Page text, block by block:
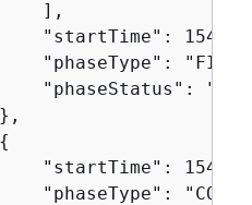
],
"startTime":
"phaseType":
"phaseStatus":
{
"startTime":
"phaseType":